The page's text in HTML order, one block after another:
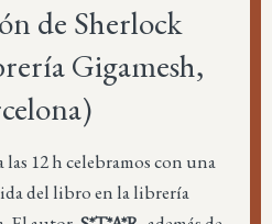
de Sherlock
Gigamesh,
las 12 h celebramos con una
del libro en la librería